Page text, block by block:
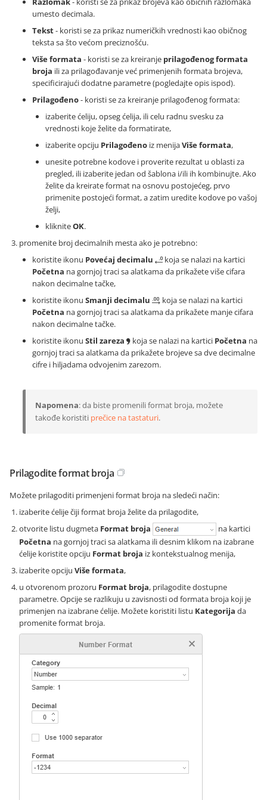
umesto decimala.
Tekst- koristi se za prikaz numeričkih vrednosti kao običnog
teksta sa što većom preciznošću.
Više formata - koristi se za kreiranje prilagođenog formata
broja ili za prilagođavanje već primenjenih formata brojeva,
specificirajući dodatne parametre (pogledajte opis ispod).
Prilagođeno- koristi se za kreiranje prilagođenog formata:
izaberite ćeliju, opseg ćelija, ili celu radnu svesku za
vrednosti koje želite da formatirate,
izaberite opciju Prilagođeno iz menijaViše formata,
unesite potrebne kodove i proverite rezultat u oblasti za
pregled, ili izaberite jedan od šablona i/ili ih kombinujte. Ako
želite da kreirate format na osnovu postojećeg, prvo
primenite postojeći format, a zatim uredite kodove po vašoj
želji,
klikniteOK.
promenite broj decimalnih mesta ako je potrebno:
koristite ikonu Povećaj decimalu
koja se nalazi na kartici
Početna na gornjoj traci sa alatkama da prikažete više cifara
nakon decimalne tačke,
koristite ikonu Smanji decimalu
koja se nalazi na kartici
Početna na gornjoj traci sa alatkama da prikažete manje cifara
nakon decimalne tačke.
koristite ikonu Stil zareza koja se nalazi na kartici Početna na
gornjoj traci sa alatkama da prikažete brojeve sa dve decimalne
cifre i hiljadama odvojenim zarezom.
Napomena: da biste promenili format broja, možete
takođe koristiti prečice na tastaturi.
Prilagodite format broja
Možete prilagoditi primenjeni format broja na sledeći način:
izaberite ćelije čiji format broja želite da prilagodite,
otvorite listu dugmeta Format broja
na kartici
Početna na gornjoj traci sa alatkama ili desnim klikom na izabrane
ćelije koristite opciju Format broja iz kontekstualnog menija,
izaberite opciju Više formata,
u otvorenom prozoru Format broja, prilagodite dostupne
parametre. Opcije se razlikuju u zavisnosti od formata broja koji je
primenjen na izabrane ćelije. Možete koristiti listu Kategorija da
promenite format broja.